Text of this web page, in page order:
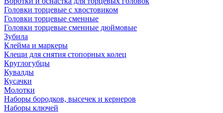
Головки торцевые с хвостовиком
Головки торцевые сменные
Головки торцевые сменные дюймовые
Зубила
Клейма и маркеры
Клещи для снятия стопорных колец
Круглогубцы
Кувалды
Кусачки
Молотки
Наборы бородков, высечек и кернеров
Наборы ключей